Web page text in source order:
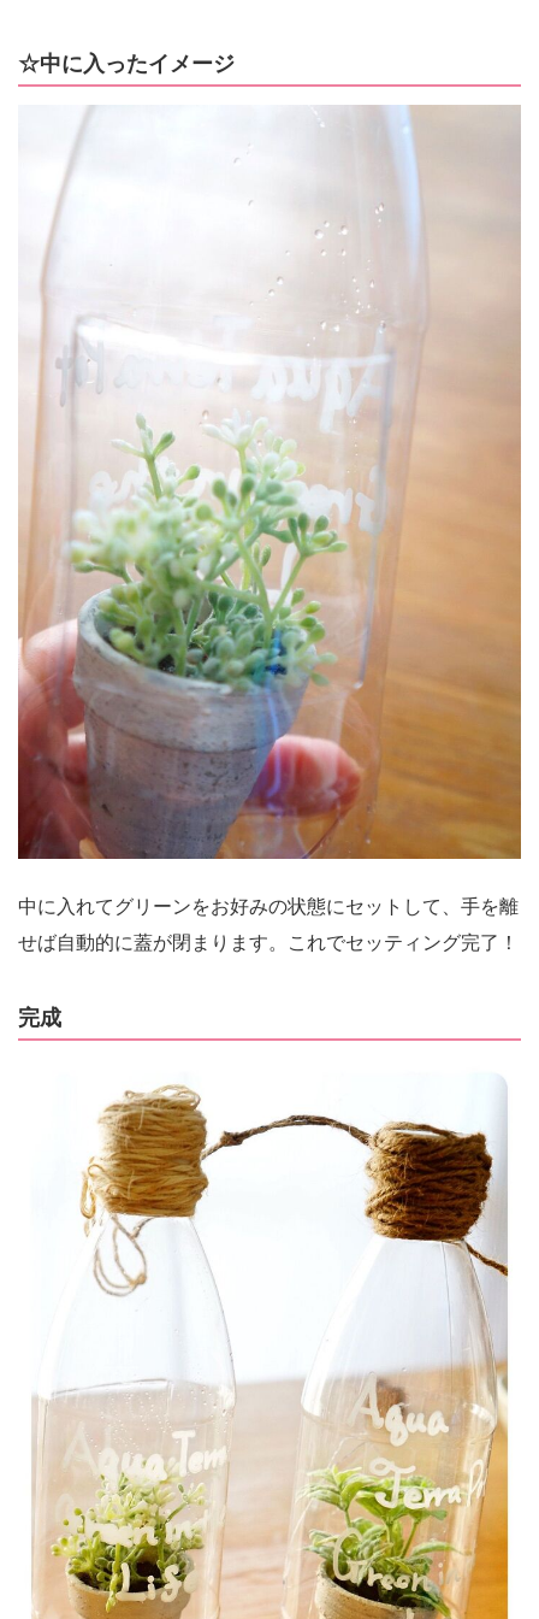
☆中に入ったイメージ
中に入れてグリーンをお好みの状態にセットして、手を離
せば自動的に蓋が閉まります。これでセッティング完了！
完成